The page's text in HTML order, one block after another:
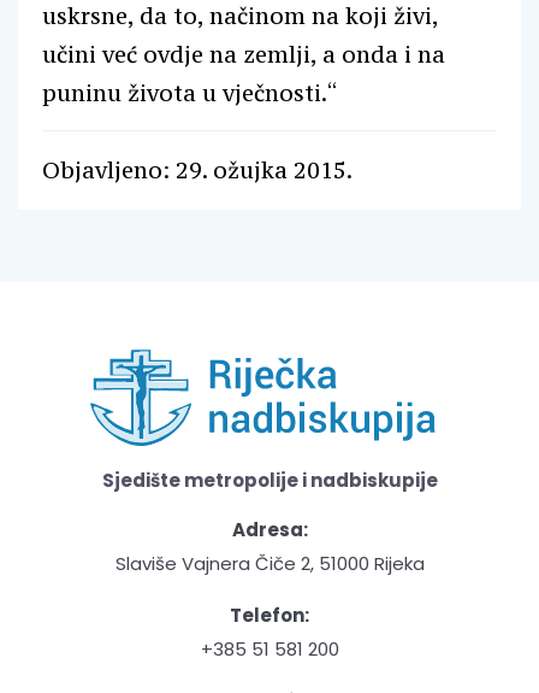
uskrsne, da to, načinom na koji živi,
učini već ovdje na zemlji, a onda i na
puninu života u vječnosti.“
Objavljeno: 29. ožujka 2015.
Sjedište metropolije i nadbiskupije
Adresa:
Slaviše Vajnera Čiče 2, 51000 Rijeka
Telefon:
+385 51 581 200